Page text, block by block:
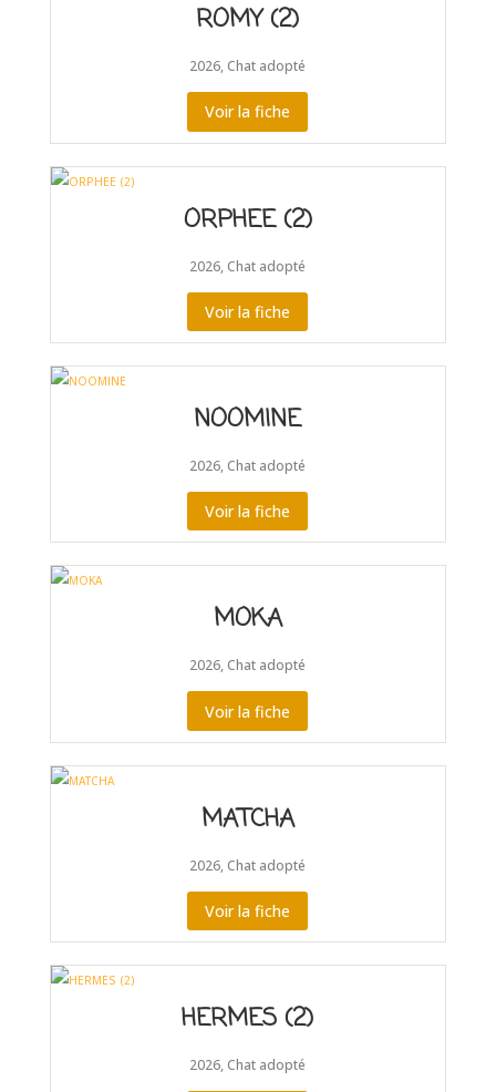
ROMY (2)
2026, Chat adopté
Voir la fiche
ORPHEE (2)
2026, Chat adopté
Voir la fiche
NOOMINE
2026, Chat adopté
Voir la fiche
MOKA
2026, Chat adopté
Voir la fiche
MATCHA
2026, Chat adopté
Voir la fiche
HERMES (2)
2026, Chat adopté